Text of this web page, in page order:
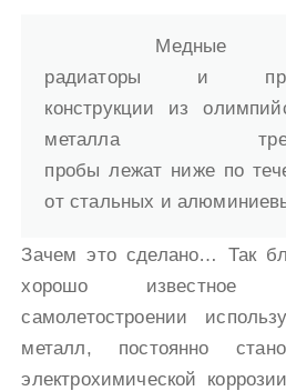
Медные
радиаторы и
конструкции из
металла
пробы лежат ниже по
от стальных и
Зачем это сделано… Так
хорошо известное
самолетостроении
металл, постоянно
электрохимической